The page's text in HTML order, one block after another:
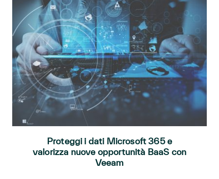
Proteggi i dati Microsoft 365 e
valorizza nuove opportunità BaaS con
Veeam